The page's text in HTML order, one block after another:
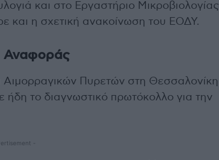
και στο Εργαστήριο Μικροβιολογίας
και η σχετική ανακοίνωση του ΕΟΔΥ.
Αναφοράς
Πυρετών στη Θεσσαλονίκη
ήδη το διαγνωστικό πρωτόκολλο για την
-